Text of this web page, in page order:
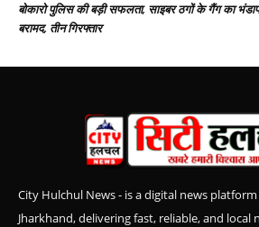
बोकारो पुलिस की बड़ी सफलता, साइबर ठगों के गैंग का
बरामद, तीन गिरफ्तार
City Hulchul News - is a digital news
Jharkhand, delivering fast, reliable, and local